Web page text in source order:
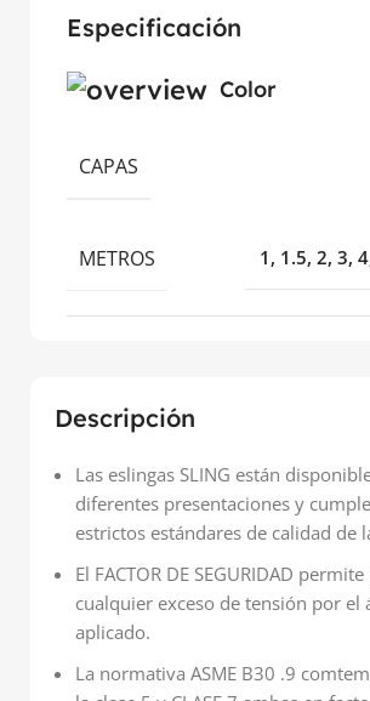
Descripción
Las eslingas SLING están
diferentes presentaciones y
estrictos estándares de calidad de
El FACTOR DE SEGURIDAD
cualquier exceso de tensión por el
aplicado.
La normativa ASME B30 .9
Especificación
Color
CAPAS
METROS 1, 1.5, 2, 3,